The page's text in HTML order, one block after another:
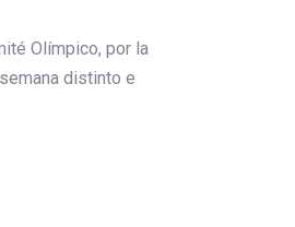
Olímpico, por la
distinto e